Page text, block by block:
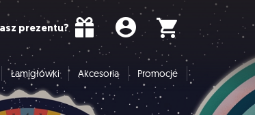
prezentu?
Łamigłówki Akcesoria Promocje